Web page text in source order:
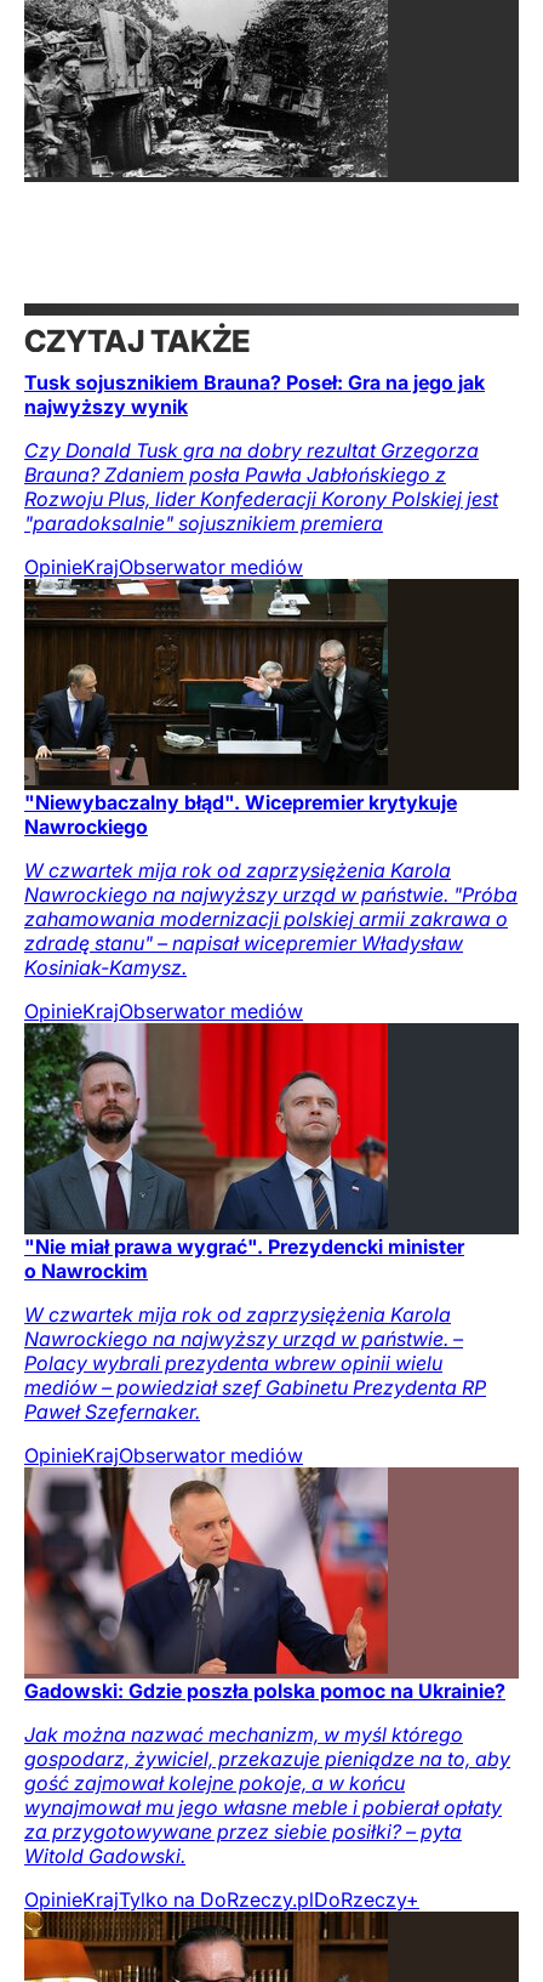
CZYTAJ TAKŻE
Tusk sojusznikiem Brauna? Poseł: Gra na jego jak
najwyższy wynik
Czy Donald Tusk gra na dobry rezultat Grzegorza
Brauna? Zdaniem posła Pawła Jabłońskiego z
Rozwoju Plus, lider Konfederacji Korony Polskiej jest
"paradoksalnie" sojusznikiem premiera
OpinieKrajObserwator mediów
"Niewybaczalny błąd". Wicepremier krytykuje
Nawrockiego
W czwartek mija rok od zaprzysiężenia Karola
Nawrockiego na najwyższy urząd w państwie. "Próba
zahamowania modernizacji polskiej armii zakrawa o
zdradę stanu" – napisał wicepremier Władysław
Kosiniak-Kamysz.
OpinieKrajObserwator mediów
"Nie miał prawa wygrać". Prezydencki minister
o Nawrockim
W czwartek mija rok od zaprzysiężenia Karola
Nawrockiego na najwyższy urząd w państwie. –
Polacy wybrali prezydenta wbrew opinii wielu
mediów – powiedział szef Gabinetu Prezydenta RP
Paweł Szefernaker.
OpinieKrajObserwator mediów
Gadowski: Gdzie poszła polska pomoc na Ukrainie?
Jak można nazwać mechanizm, w myśl którego
gospodarz, żywiciel, przekazuje pieniądze na to, aby
gość zajmował kolejne pokoje, a w końcu
wynajmował mu jego własne meble i pobierał opłaty
za przygotowywane przez siebie posiłki? – pyta
Witold Gadowski.
OpinieKrajTylko na DoRzeczy.plDoRzeczy+